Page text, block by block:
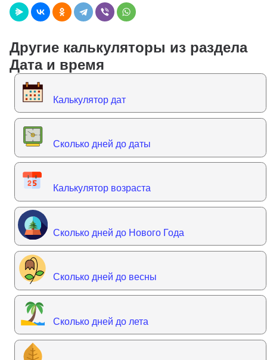
Другие калькуляторы из раздела
Дата и время
Калькулятор дат
Сколько дней до даты
Калькулятор возраста
Сколько дней до Нового Года
Сколько дней до весны
Сколько дней до лета